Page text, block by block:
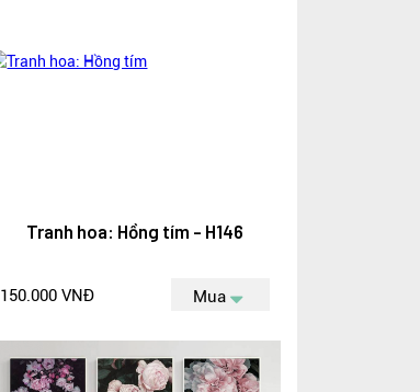
Tranh hoa: Hồng tím - H146
150.000 VNĐ Mua